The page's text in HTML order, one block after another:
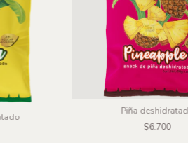
Piña
$6.700